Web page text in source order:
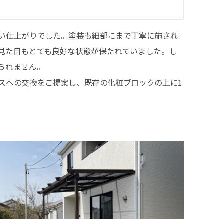
上がりでした。塗装も細部にまで丁寧に施され
目もとても良好な状態が保たれていました。し
ません。
の交換をご提案し、既存の化粧ブロックの上に1